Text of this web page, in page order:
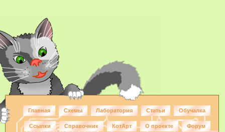
Главная Схемы Лаборатория Статьи Обучалка
Ссылки Справочник КотАрт О проекте Форум